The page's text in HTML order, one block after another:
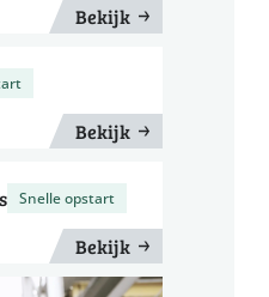
Bekijk
Bekijk
Snelle opstart
Bekijk